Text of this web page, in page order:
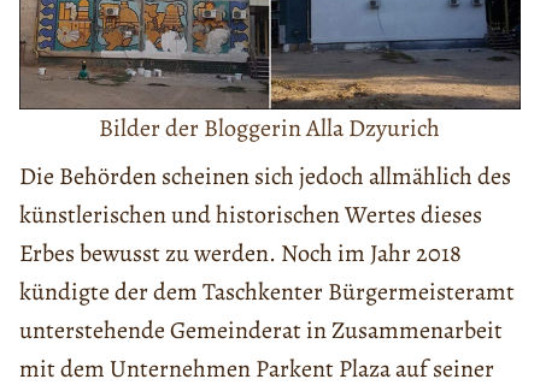
Bilder der Bloggerin Alla Dzyurich
Die Behörden scheinen sich jedoch allmählich des
künstlerischen und historischen Wertes dieses
Erbes bewusst zu werden. Noch im Jahr 2018
kündigte der dem Taschkenter Bürgermeisteramt
unterstehende Gemeinderat in Zusammenarbeit
mit dem Unternehmen Parkent Plaza auf seiner